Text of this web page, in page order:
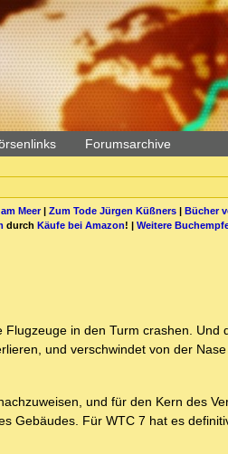
Forumsarchive
Meer| Zum Tode Jürgen Küßners| Bücher
durch Käufe bei Amazon! | Weitere
in den Turm crashen. Und
und verschwindet von der
und für den Kern des
Gebäudes. Für WTC 7 hat es